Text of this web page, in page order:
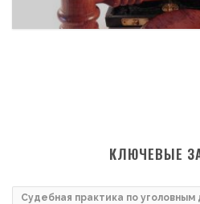
КЛЮЧЕВЫЕ
Судебная практика по